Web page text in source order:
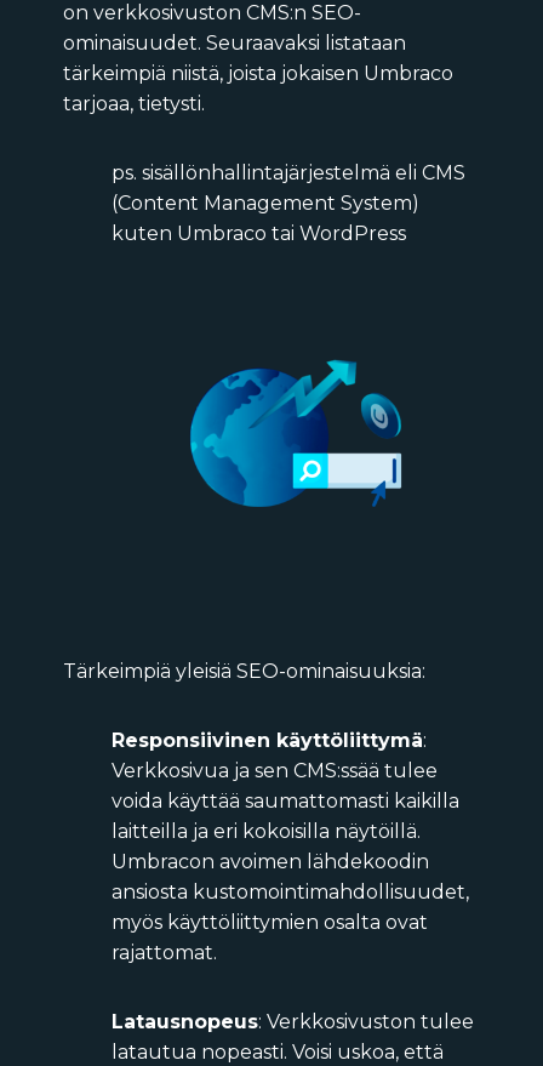
on verkkosivuston CMS:n SEO-
ominaisuudet. Seuraavaksi listataan
tärkeimpiä niistä, joista jokaisen Umbraco
tarjoaa, tietysti.
ps. sisällönhallintajärjestelmä eli CMS
(Content Management System)
kuten Umbraco tai WordPress
Tärkeimpiä yleisiä SEO-ominaisuuksia:
Responsiivinen käyttöliittymä:
Verkkosivua ja sen CMS:ssää tulee
voida käyttää saumattomasti kaikilla
laitteilla ja eri kokoisilla näytöillä.
Umbracon avoimen lähdekoodin
ansiosta kustomointimahdollisuudet,
myös käyttöliittymien osalta ovat
rajattomat.
Latausnopeus: Verkkosivuston tulee
latautua nopeasti. Voisi uskoa, että